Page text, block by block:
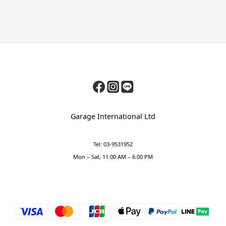
Garage International Ltd
Tel: 03-9531952
Mon – Sat, 11:00 AM – 6:00 PM